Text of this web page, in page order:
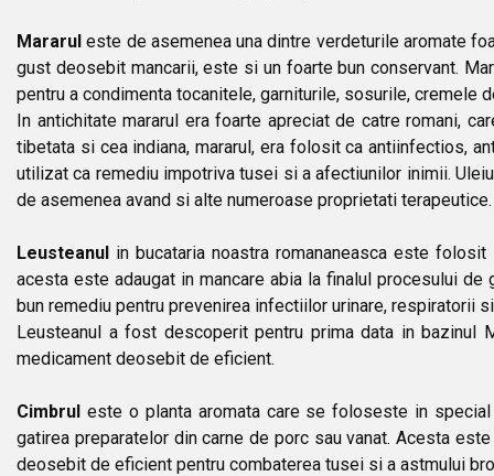
Mararul este de asemenea una dintre verdeturile aromate
gust deosebit mancarii, este si un foarte bun conservant.
pentru a condimenta tocanitele, garniturile, sosurile, cremele
In antichitate mararul era foarte apreciat de catre romani,
tibetata si cea indiana, mararul, era folosit ca antiinfectios,
utilizat ca remediu impotriva tusei si a afectiunilor inimii.
de asemenea avand si alte numeroase proprietati terapeutice.
Leusteanul in bucataria noastra romananeasca este
acesta este adaugat in mancare abia la finalul procesului
bun remediu pentru prevenirea infectiilor urinare, respiratorii
Leusteanul a fost descoperit pentru prima data in bazinul
medicament deosebit de eficient.
Cimbrul este o planta aromata care se foloseste in special
gatirea preparatelor din carne de porc sau vanat. Acesta
deosebit de eficient pentru combaterea tusei si a astmului